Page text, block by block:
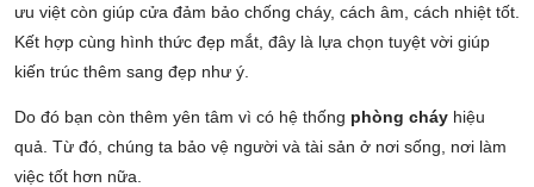
ưu việt còn giúp cửa đảm bảo chống cháy, cách âm, cách nhiệt tốt.
Kết hợp cùng hình thức đẹp mắt, đây là lựa chọn tuyệt vời giúp
kiến trúc thêm sang đẹp như ý.
Do đó bạn còn thêm yên tâm vì có hệ thống phòng cháy hiệu
quả. Từ đó, chúng ta bảo vệ người và tài sản ở nơi sống, nơi làm
việc tốt hơn nữa.